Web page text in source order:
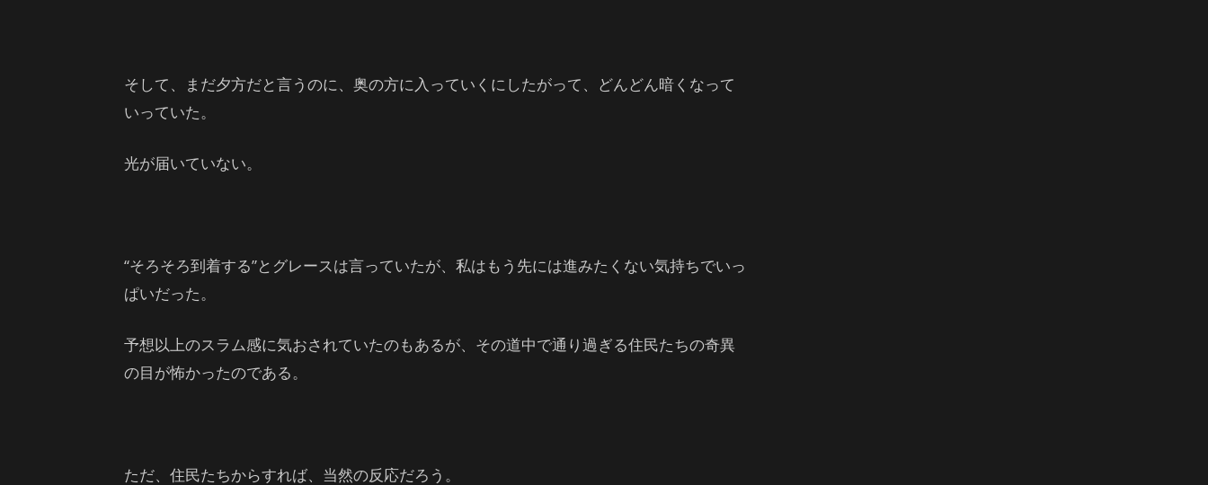
そして、まだ夕方だと言うのに、奥の方に入っていくにしたがって、どんどん暗くなって
いっていた。
光が届いていない。
“そろそろ到着する”とグレースは言っていたが、私はもう先には進みたくない気持ちでいっ
ぱいだった。
予想以上のスラム感に気おされていたのもあるが、その道中で通り過ぎる住民たちの奇異
の目が怖かったのである。
ただ、住民たちからすれば、当然の反応だろう。